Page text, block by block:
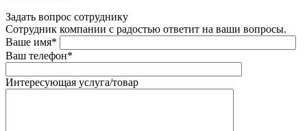
Задать вопрос сотруднику
Сотрудник компании с радостью ответит на ваши вопросы.
Ваше имя*
Ваш телефон*
Интересующая услуга/товар